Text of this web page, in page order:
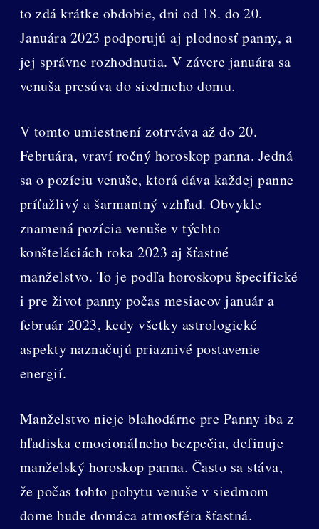
to zdá krátke obdobie, dni od 18. do 20.
Januára 2023 podporujú aj plodnosť panny, a
jej správne rozhodnutia. V závere januára sa
venuša presúva do siedmeho domu.
V tomto umiestnení zotrváva až do 20.
Februára, vraví ročný horoskop panna. Jedná
sa o pozíciu venuše, ktorá dáva každej panne
príťažlivý a šarmantný vzhľad. Obvykle
znamená pozícia venuše v týchto
konšteláciách roka 2023 aj šťastné
manželstvo. To je podľa horoskopu špecifické
i pre život panny počas mesiacov január a
február 2023, kedy všetky astrologické
aspekty naznačujú priaznivé postavenie
energií.
Manželstvo nieje blahodárne pre Panny iba z
hľadiska emocionálneho bezpečia, definuje
manželský horoskop panna. Často sa stáva,
že počas tohto pobytu venuše v siedmom
dome bude domáca atmosféra šťastná.